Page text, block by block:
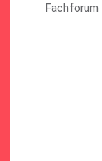
Fachforum